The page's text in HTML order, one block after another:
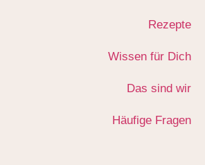
Rezepte
Wissen für Dich
Das sind wir
Häufige Fragen